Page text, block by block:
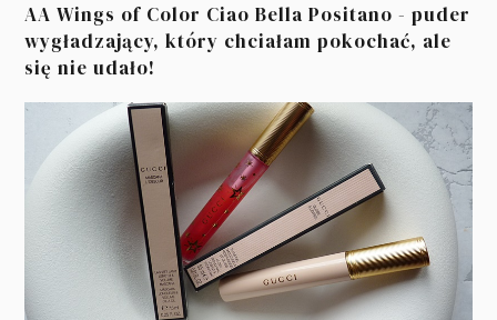
AA Wings of Color Ciao Bella Positano - puder
wygładzający, który chciałam pokochać, ale
się nie udało!